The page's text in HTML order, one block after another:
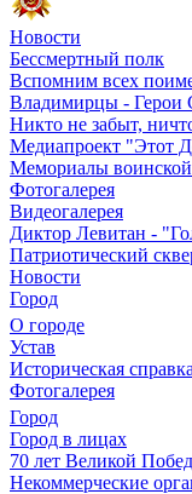
Новости
Бессмертный полк
Вспомним всех
Владимирцы - Герои
Никто не забыт,
Медиапроект "Этот
Мемориалы
Фотогалерея
Видеогалерея
Диктор Левитан -
Патриотический
Новости
Город
О городе
Устав
Историческая справка
Фотогалерея
Город
Город в лицах
70 лет Великой
Некоммерческие